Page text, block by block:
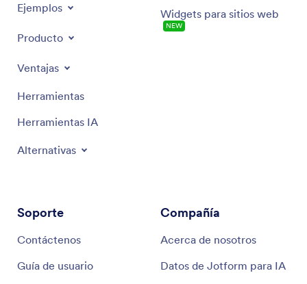
Ejemplos
Producto
Ventajas
Herramientas
Herramientas IA
Alternativas
Widgets para sitios web
NEW
Soporte
Contáctenos
Guía de usuario
Compañía
Acerca de nosotros
Datos de Jotform para IA